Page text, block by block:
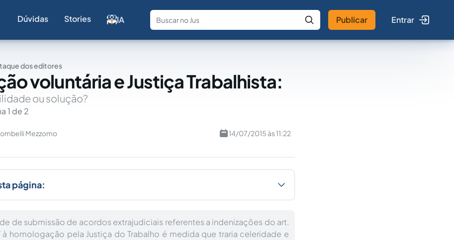
Dúvidas Stories IA
Fale com a IA Buscar no Jus
Publicar Entrar
dos editores
voluntária e Justiça Trabalhista:
ou solução?
1 de 2
Mezzomo 14/07/2015 às 11:22
página:
de submissão de acordos extrajudiciais referentes a indenizações do art.
à homologação pela Justiça do Trabalho é medida que traria celeridade e